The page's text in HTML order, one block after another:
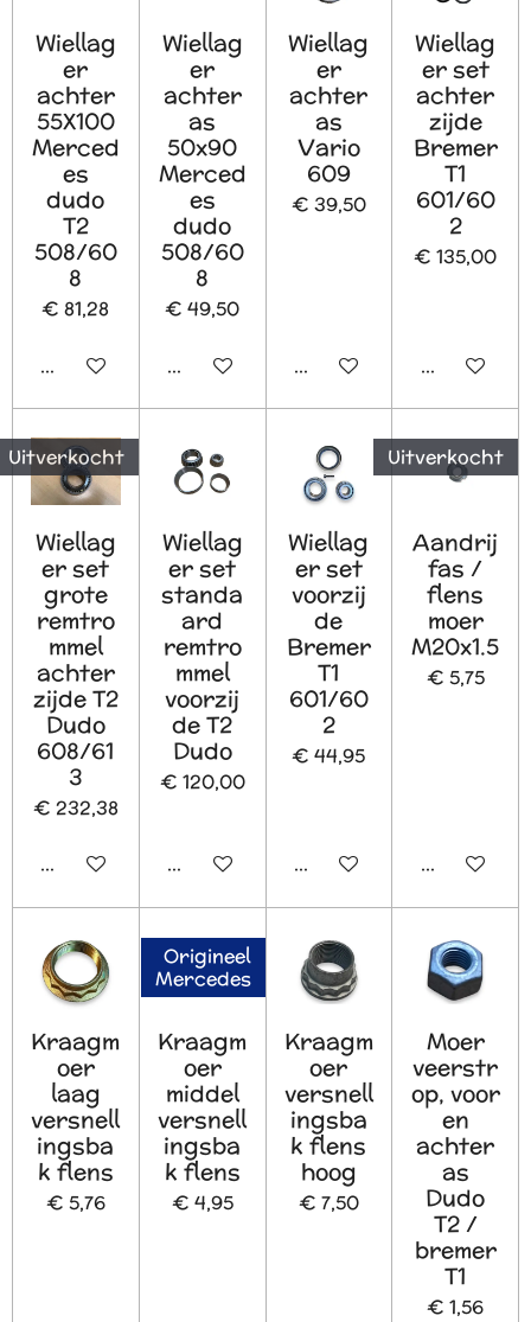
Wiellag
er
achter
55X100
Merced
es
dudo
T2
508/60
8
€ 81,28
In winkelwagen
Wiellag
er
achter
as
50x90
Merced
es
dudo
508/60
8
€ 49,50
In winkelwagen
Wiellag
er
achter
as
Vario
609
€ 39,50
In winkelwagen
Wiellag
er set
achter
zijde
Bremer
T1
601/60
2
€ 135,00
In
Uitverkocht
Wiellag
er set
grote
remtro
mmel
achter
zijde T2
Dudo
608/61
3
€ 232,38
Houd mij op de hoogte
Wiellag
er set
standa
ard
remtro
mmel
voorzij
de T2
Dudo
€ 120,00
In winkelwagen
Wiellag
er set
voorzij
de
Bremer
T1
601/60
2
€ 44,95
In winkelwagen
Uitverkocht
Aandrij
fas /
flens
moer
M20x1.5
€ 5,75
Houd mij
Kraagm
oer
laag
versnell
ingsba
k flens
€ 5,76
Origineel
Mercedes
Kraagm
oer
middel
versnell
ingsba
k flens
€ 4,95
Kraagm
oer
versnell
ingsba
k flens
hoog
€ 7,50
Moer
veerstr
op, voor
en
achter
as
Dudo
T2 /
bremer
T1
€ 1,56